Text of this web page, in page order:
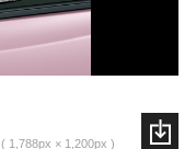
1,788px × 1,200px